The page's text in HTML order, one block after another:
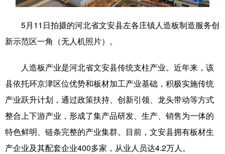
城市 旅游
公益 一带一路 亚太网 上市公司
文化产业
地方频道
5月11日拍摄的河北省文安县左各庄镇人造板制造服务创
新示范区一角（无人机照片）。
人造板产业是河北省文安县传统支柱产业。近年来，该
县依托环京津区位优势和板材加工产业基础，积极实施传统
产业跃升计划，通过政策扶持、创新引领、龙头带动等方式
整合上下游产业，形成了集产品研发、生产、销售为一体的
特色鲜明、链条完整的产业集群。目前，文安县拥有板材生
产企业及其配套企业400多家，从业人员达4.2万人。